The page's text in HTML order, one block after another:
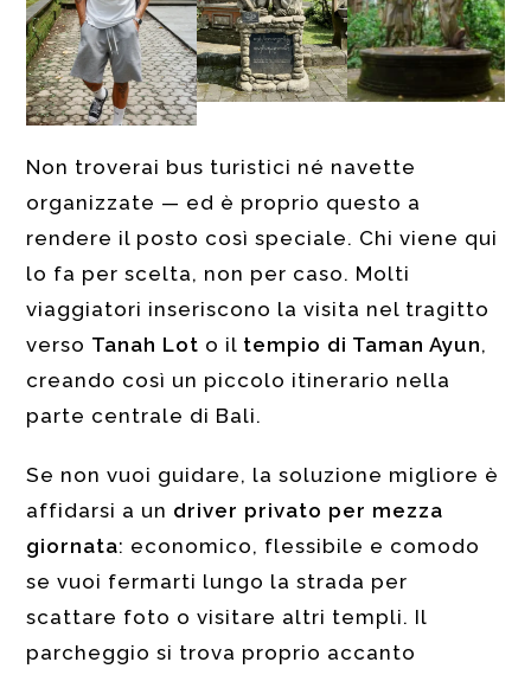
Non troverai bus turistici né navette
organizzate — ed è proprio questo a
rendere il posto così speciale. Chi viene qui
lo fa per scelta, non per caso. Molti
viaggiatori inseriscono la visita nel tragitto
verso Tanah Lot o il tempio di Taman Ayun,
creando così un piccolo itinerario nella
parte centrale di Bali.
Se non vuoi guidare, la soluzione migliore è
affidarsi a un driver privato per mezza
giornata: economico, flessibile e comodo
se vuoi fermarti lungo la strada per
scattare foto o visitare altri templi. Il
parcheggio si trova proprio accanto